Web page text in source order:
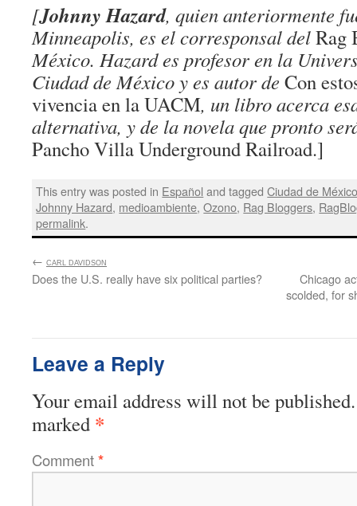
[Johnny Hazard, quien anteriormente
Minneapolis, es el corresponsal delRag
México. Hazard es profesor en la
Ciudad de México y es autor de Con
vivencia en la UACM, un libro acerca
alternativa, y de la novela que pronto
Pancho Villa Underground Railroad.]
This entry was posted in Español and taggedCiudad de
Johnny Hazard, medioambiente,Ozono, Rag Bloggers,
permalink.
← CARL DAVIDSON
Does the U.S. really have six political parties?
Chicago
scolded, for
Leave a Reply
Your email address will not be published.
marked *
Comment*